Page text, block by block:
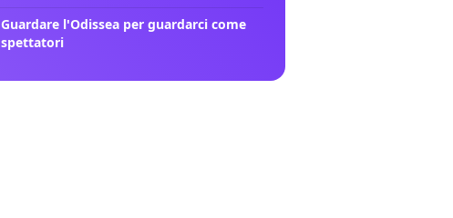
Guardare l'Odissea per guardarci come
spettatori